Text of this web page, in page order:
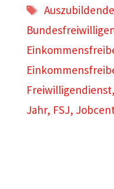
Schlagwörter
Auszubildende
Freiwilligendienst,
Jahr, FSJ,